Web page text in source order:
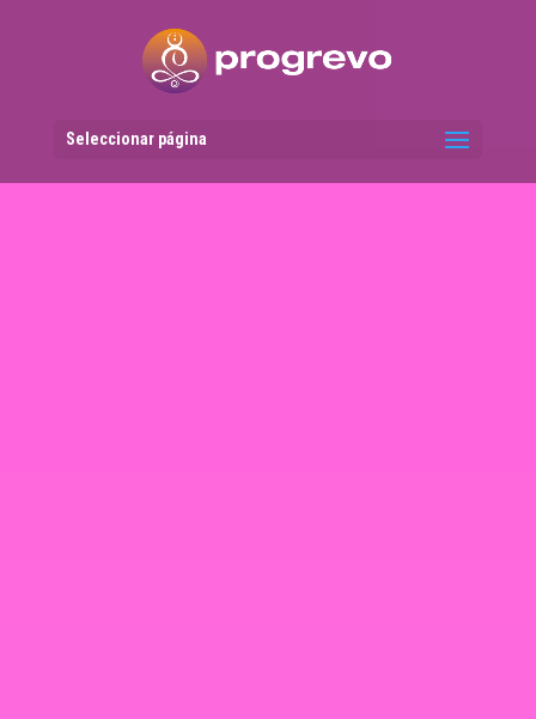
Seleccionar página